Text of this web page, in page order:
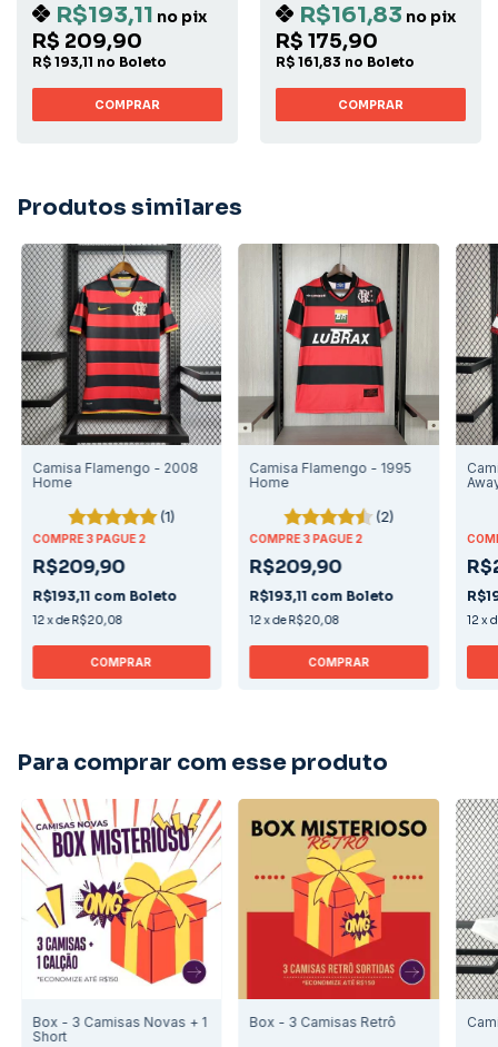
R$193,11 no pix
R$ 209,90
R$ 193,11 no Boleto
COMPRAR
R$161,83 no pix
R$ 175,90
R$ 161,83 no Boleto
COMPRAR
Produtos similares
Camisa Flamengo - 2008
Home
(1)
COMPRE 3 PAGUE 2
R$209,90
R$193,11 com Boleto
12xdeR$20,08
COMPRAR
Camisa Flamengo - 1995
Home
(2)
COMPRE 3 PAGUE 2
R$209,90
R$193,11 com Boleto
12xdeR$20,08
COMPRAR
12 x
Para comprar com esse produto
Box - 3 Camisas Novas + 1
Short
Box - 3 Camisas Retrô